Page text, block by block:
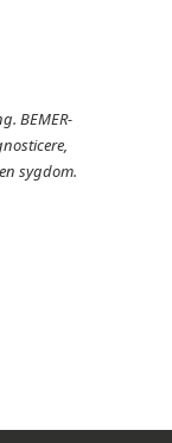
BEMER-
sygdom.